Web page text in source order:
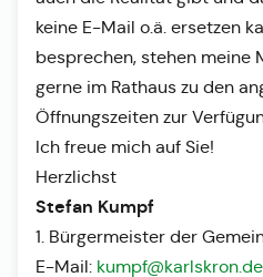
keine E-Mail o.ä. ersetzen
besprechen, stehen meine
gerne im Rathaus zu den
Öffnungszeiten zur
Ich freue mich auf Sie!
Herzlichst
Stefan Kumpf
1. Bürgermeister der
E-Mail: kumpf@karlskron.de